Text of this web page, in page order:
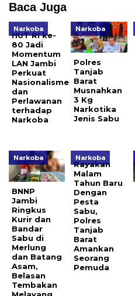
Baca Juga
Narkoba
HUT RI ke-
80 Jadi
Momentum
LAN Jambi
Perkuat
Nasionalisme
dan
Perlawanan
terhadap
Narkoba
Narkoba
Polres
Tanjab
Barat
Musnahkan
3 Kg
Narkotika
Jenis Sabu
Narkoba
BNNP
Jambi
Ringkus
Kurir dan
Bandar
Sabu di
Merlung
dan Batang
Asam,
Belasan
Tembakan
Narkoba
Rayakan
Malam
Tahun Baru
Dengan
Pesta
Sabu,
Polres
Tanjab
Barat
Amankan
Seorang
Pemuda